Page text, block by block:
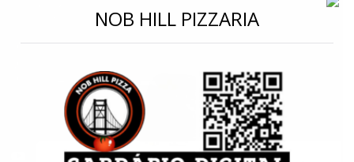
NOB HILL PIZZARIA